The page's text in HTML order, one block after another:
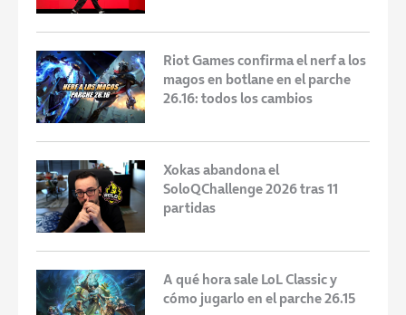
Riot Games confirma el nerf a los
magos en botlane en el parche
26.16: todos los cambios
Xokas abandona el
SoloQChallenge 2026 tras 11
partidas
A qué hora sale LoL Classic y
cómo jugarlo en el parche 26.15